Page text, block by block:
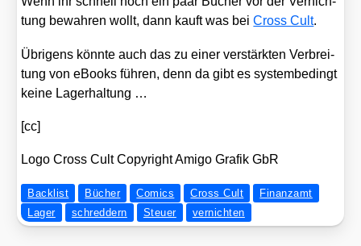
tung bewah­ren wollt, dann kauft was beiCross Cult.
Übri­gens könn­te auch das zu einer ver­stärk­ten Ver­brei­
tung von eBooks füh­ren, denn da gibt es sys­tem­be­dingt
kei­ne Lager­hal­tung …
[cc]
Logo Cross Cult Copy­right Ami­go Gra­fik GbR
Backlist Bücher Comics Cross Cult
Finanzamt
Lager
schreddern Steuer vernichten